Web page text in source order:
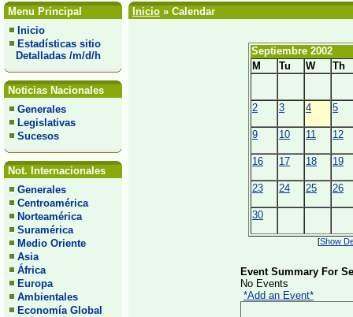
Menu Principal
Inicio
Estadísticas sitio
Detalladas /m/d/h
Noticias Nacionales
Generales
Legislativas
Sucesos
Not. Internacionales
Generales
Centroamérica
Norteamérica
Suramérica
Medio Oriente
Asia
África
Europa
Ambientales
Economía Global
Inicio » Calendar
Septiembre 2002
M
Tu W Th
2 3 4 5
9 10 11 12
16 17 18 19
23 24 25 26
30
[Show
Event Summary For
No Events
*Add an Event*